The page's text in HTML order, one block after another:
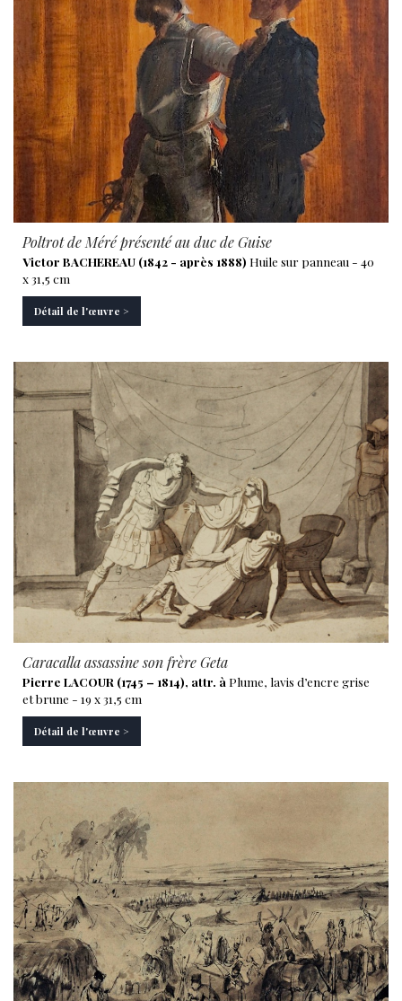
Poltrot de Méré présenté au duc de Guise
Victor BACHEREAU (1842 - après 1888) Huile sur panneau - 40
x 31,5 cm
Détail de l'œuvre >
Caracalla assassine son frère Geta
Pierre LACOUR (1745 – 1814), attr. à Plume, lavis d’encre grise
et brune - 19 x 31,5 cm
Détail de l'œuvre >